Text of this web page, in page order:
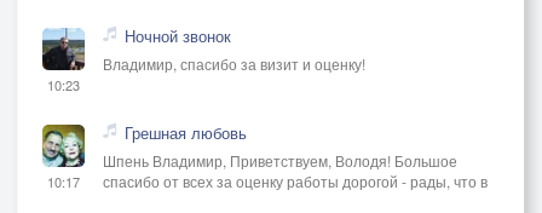
10:23
Ночной звонок
Владимир, спасибо за визит и оценку!
10:17
Грешная любовь
Шпень Владимир, Приветствуем, Володя! Большое
спасибо от всех за оценку работы дорогой - рады, что в